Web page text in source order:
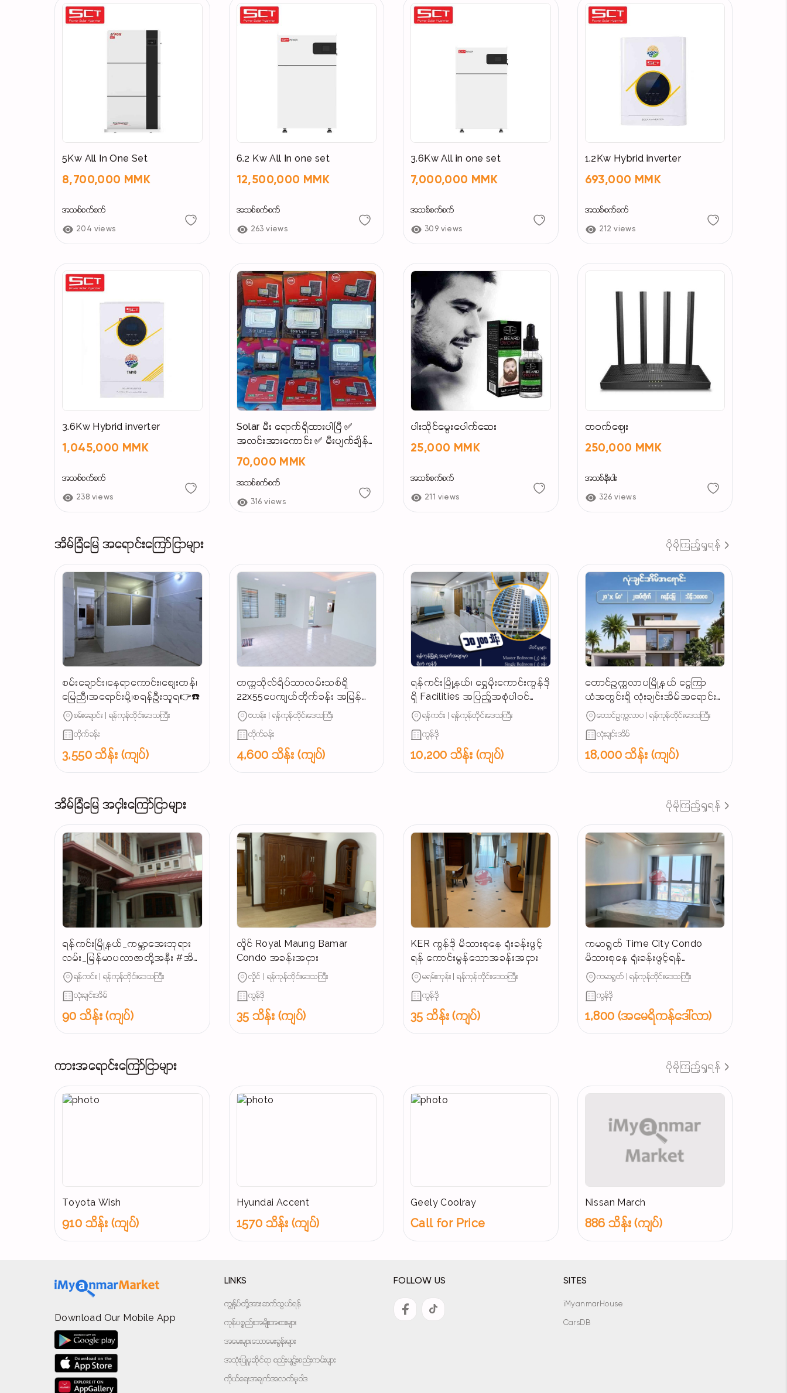
5Kw All In One Set
8,700,000 MMK
အသစ်စက်စက်
204 views
6.2 Kw All In one set
12,500,000 MMK
အသစ်စက်စက်
263 views
3.6Kw All in one set
7,000,000 MMK
အသစ်စက်စက်
309 views
1.2Kw Hybrid inverter
693,000 MMK
အသစ်စက်စက်
212 views
3.6Kw Hybrid inverter
1,045,000 MMK
အသစ်စက်စက်
238 views
Solar မီး ရောက်ရှိထားပါပြီ ✅
အလင်းအားကောင်း ✅ မီးပျက်ချိန်
အားကိုးရ ✅ နေရောင်ဖြင့် အားသွင်း
အသုံးပြုနိုင်
70,000 MMK
အသစ်စက်စက်
316 views
ပါးသိုင်မွေးပေါက်ဆေး
25,000 MMK
အသစ်စက်စက်
211 views
တဝက်ဈေး
250,000 MMK
အသစ်နီးပါး
326 views
အိမ်ခြံမြေ အရောင်းကြော်ငြာများ ပိုမိုကြည့်ရှုရန်
စမ်းချောင်း၊နေရာကောင်း၊စျေးတန်၊
မြေညီ၊အရောင်းမို့၊စရန်ဦးသူရ👉☎️
စမ်းချောင်း | ရန်ကုန်တိုင်းဒေသကြီး
တိုက်ခန်း
3,550 သိန်း (ကျပ်)
တက္ကသိုလ်ရိပ်သာလမ်းသစ်ရှိ
22x55ပေကျယ်တိုက်ခန်း အမြန်
ရောင်းမည်
ဗဟန်း | ရန်ကုန်တိုင်းဒေသကြီး
တိုက်ခန်း
4,600 သိန်း (ကျပ်)
ရန်ကင်းမြို့နယ်၊ ရွှေမိုးကောင်းကွန်ဒို
ရှိ Facilities အပြည့်အစုံပါဝင်သော
အခန်းကျယ် အမြန်ရောင်းမည်
ရန်ကင်း | ရန်ကုန်တိုင်းဒေသကြီး
ကွန်ဒို
10,200 သိန်း (ကျပ်)
တောင်ဥက္ကလာပမြို့နယ် ​ငွေကြာ
ယံအတွင်းရှိ လုံးချင်းအိမ်အ​ရောင်း/
Landed House for Sale South
Yangon/
တောင်ဥက္ကလာပ | ရန်ကုန်တိုင်းဒေသကြီး
လုံးချင်းအိမ်
18,000 သိန်း (ကျပ်)
အိမ်ခြံမြေ အငှါးကြော်ငြာများ ပိုမိုကြည့်ရှုရန်
ရန်ကင်းမြို့နယ်_ကမ္ဘာအေးဘုရား
လမ်း_မြန်မာပလာဇာတို့အနီး #အိမ်
ကြီးကြီး_ခြံဝန်းကျယ်ကျယ်နှင့်
လုံးချင်းအိမ်_အငှား...
ရန်ကင်း | ရန်ကုန်တိုင်းဒေသကြီး
လုံးချင်းအိမ်
90 သိန်း (ကျပ်)
လှိုင် Royal Maung Bamar
Condo အခန်းအငှား
လှိုင် | ရန်ကုန်တိုင်းဒေသကြီး
ကွန်ဒို
35 သိန်း (ကျပ်)
KER ကွန်ဒို မိသားစုနေ ရုံးခန်းဖွင့်
ရန် ကောင်းမွန်သောအခန်းအငှား
မရမ်းကုန်း | ရန်ကုန်တိုင်းဒေသကြီး
ကွန်ဒို
35 သိန်း (ကျပ်)
ကမာရွတ် Time City Condo
မိသားစုနေ ရုံးခန်းဖွင့်ရန်
ကောင်းမွန်သောအခန်းအငှား
ကမာရွတ် | ရန်ကုန်တိုင်းဒေသကြီး
ကွန်ဒို
1,800 (အမေရိကန်ဒေါ်လာ)
ကားအရောင်းကြော်ငြာများ ပိုမိုကြည့်ရှုရန်
Toyota Wish
910 သိန်း (ကျပ်)
Hyundai Accent
1570 သိန်း (ကျပ်)
Geely Coolray
Call for Price
Nissan March
886 သိန်း (ကျပ်)
Download Our Mobile App
LINKS
ကျွန်ုပ်တို့အားဆက်သွယ်ရန်
ကုန်ပစ္စည်းအမျိုးအစားများ
အမေးများသောမေးခွန်းများ
အသုံးပြုမှုဆိုင်ရာ စည်းမျဉ်းစည်းကမ်းများ
ကိုယ်ရေးအချက်အလက်မူဝါဒ
FOLLOW US SITES
iMyanmarHouse
CarsDB